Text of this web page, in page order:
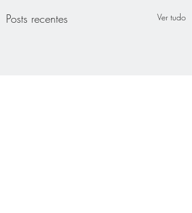
Posts recentes Ver tudo